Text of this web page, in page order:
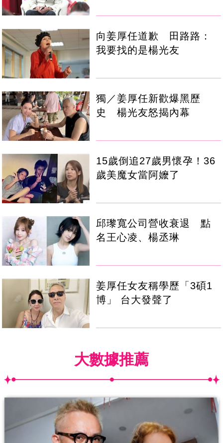
向姜厚任道歉 田路路：
我要找的是楊光友
獨／姜厚任新歡爆黑歷
史 楊光友怒揭內幕
15歲倒追27歲男懷孕！36
歲美魔女當阿嬤了
邱瓈寬公司營收衰退 點
名王心凌、楊丞琳
姜厚任女友稱學歷「3碩1
博」 台大發聲了
大數據推薦